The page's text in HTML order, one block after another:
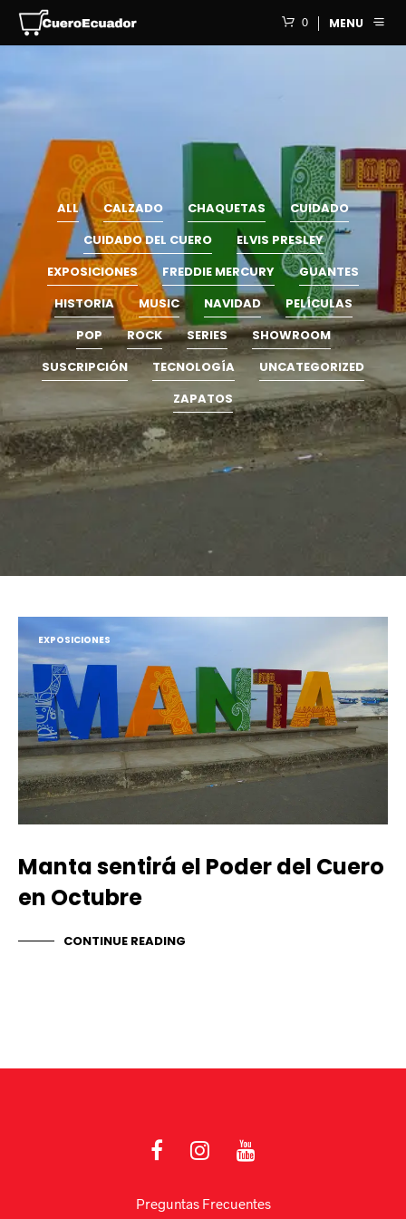
0 MENU
ALL CALZADO CHAQUETAS
CUIDADO
CUIDADO DEL CUERO
ELVIS PRESLEY
EXPOSICIONES
FREDDIE MERCURY
GUANTES
HISTORIA
MUSIC NAVIDAD
PELÍCULAS
POP
ROCK SERIES
SHOWROOM
SUSCRIPCIÓN
TECNOLOGÍA
UNCATEGORIZED
ZAPATOS
EXPOSICIONES
Manta sentirá el Poder del Cuero
en Octubre
CONTINUE READING
Preguntas Frecuentes